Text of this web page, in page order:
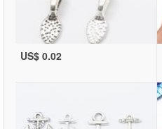
US$ 0.02